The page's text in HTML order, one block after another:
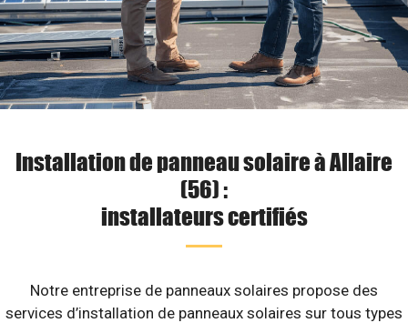
Installation de panneau solaire à Allaire
(56) :
installateurs certifiés
Notre entreprise de panneaux solaires propose des
services d’installation de panneaux solaires sur tous types